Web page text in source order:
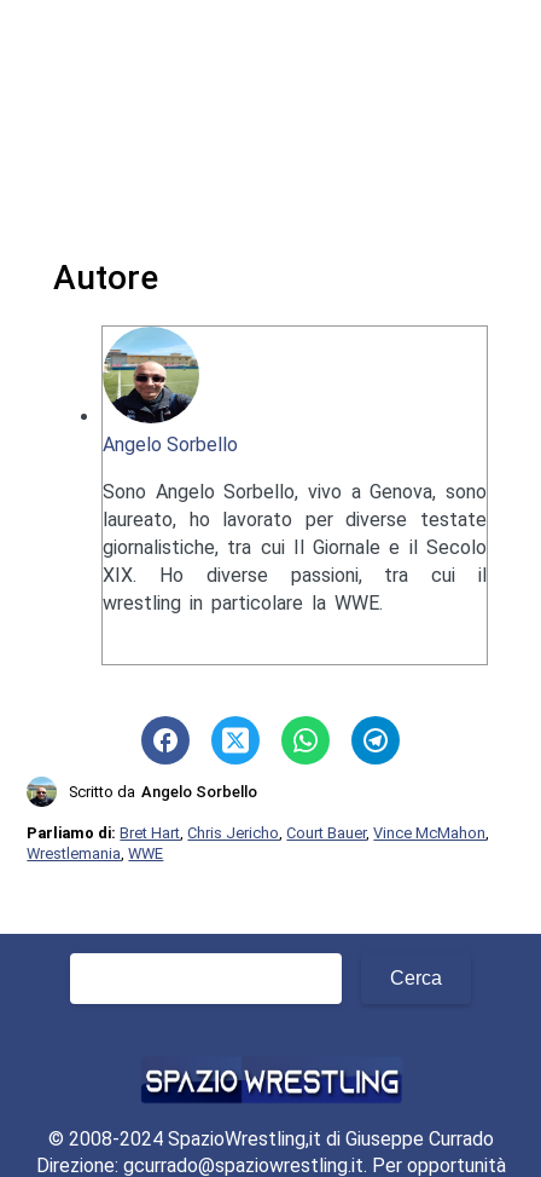
Autore
Angelo Sorbello
Sono Angelo Sorbello, vivo a Genova, sono
laureato, ho lavorato per diverse testate
giornalistiche, tra cui Il Giornale e il Secolo
XIX. Ho diverse passioni, tra cui il
wrestling in particolare la WWE.
Scritto da Angelo Sorbello
Parliamo di:Bret Hart,Chris Jericho,Court Bauer,Vince McMahon,
Wrestlemania,WWE
Ricerca
© 2008-2024 SpazioWrestling,it di Giuseppe Currado
Direzione: gcurrado@spaziowrestling.it. Per opportunità